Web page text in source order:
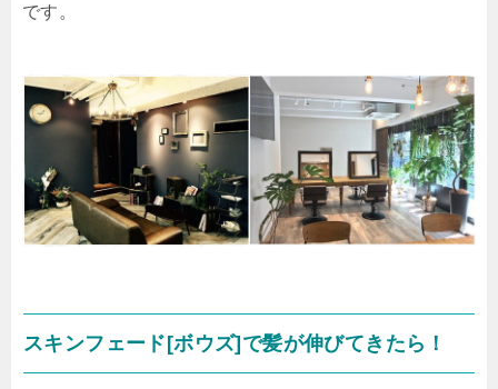
です。
スキンフェード[ボウズ]で髪が伸びてきたら！